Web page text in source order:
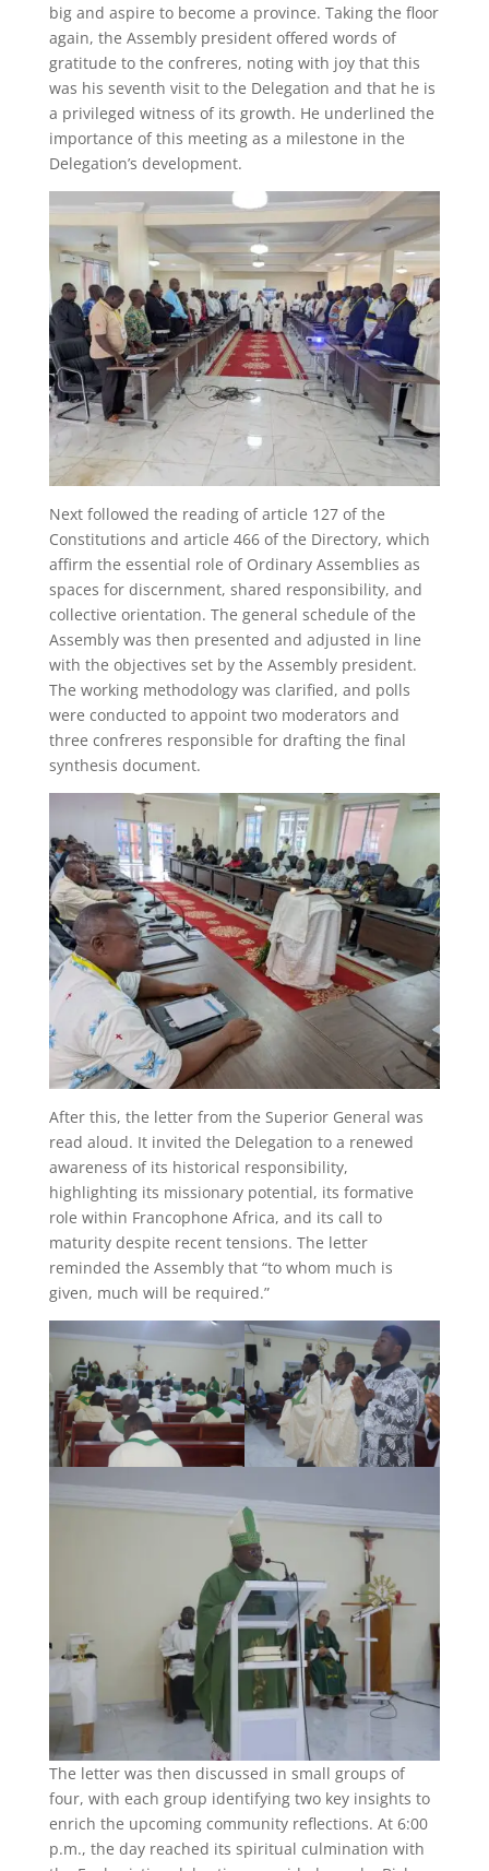
big and aspire to become a province. Taking the floor
again, the Assembly president offered words of
gratitude to the confreres, noting with joy that this
was his seventh visit to the Delegation and that he is
a privileged witness of its growth. He underlined the
importance of this meeting as a milestone in the
Delegation’s development.
Next followed the reading of article 127 of the
Constitutions and article 466 of the Directory, which
affirm the essential role of Ordinary Assemblies as
spaces for discernment, shared responsibility, and
collective orientation. The general schedule of the
Assembly was then presented and adjusted in line
with the objectives set by the Assembly president.
The working methodology was clarified, and polls
were conducted to appoint two moderators and
three confreres responsible for drafting the final
synthesis document.
After this, the letter from the Superior General was
read aloud. It invited the Delegation to a renewed
awareness of its historical responsibility,
highlighting its missionary potential, its formative
role within Francophone Africa, and its call to
maturity despite recent tensions. The letter
reminded the Assembly that “to whom much is
given, much will be required.”
The letter was then discussed in small groups of
four, with each group identifying two key insights to
enrich the upcoming community reflections. At 6:00
p.m., the day reached its spiritual culmination with